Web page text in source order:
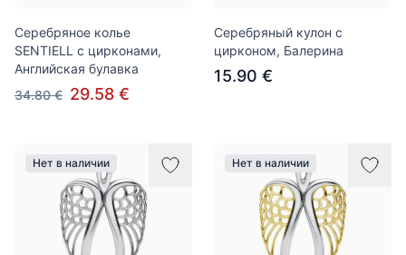
Серебряное колье
SENTIELL с цирконами,
Английская булавка
34.80 € 29.58 €
Серебряный кулон с
цирконом, Балерина
15.90 €
Нет в наличии Нет в наличии